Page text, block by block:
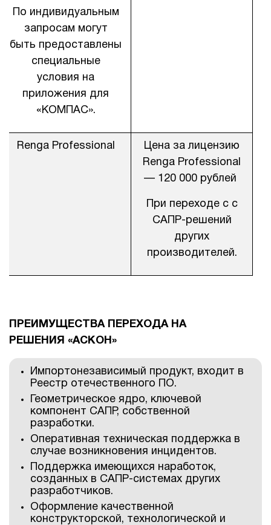
По индивидуальным
запросам могут
быть предоставлены
специальные
условия на
приложения для
«КОМПАС».
Renga Professional
Цена за лицензию
Renga Professional
— 120 000 рублей
При переходе с с
САПР-решений
других
производителей.
ПРЕИМУЩЕСТВА ПЕРЕХОДА НА
РЕШЕНИЯ «АСКОН»
Импортонезависимый продукт, входит в
Реестр отечественного ПО.
Геометрическое ядро, ключевой
компонент САПР, собственной
разработки.
Оперативная техническая поддержка в
случае возникновения инцидентов.
Поддержка имеющихся наработок,
созданных в САПР-системах других
разработчиков.
Оформление качественной
конструкторской, технологической и